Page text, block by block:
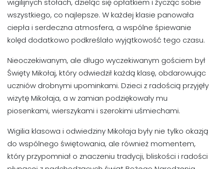
wigilijnych stołach, dzieląc się opłatkiem i życząc sobie
wszystkiego, co najlepsze. W każdej klasie panowała
ciepła i serdeczna atmosfera, a wspólne śpiewanie
kolęd dodatkowo podkreślało wyjątkowość tego czasu.
Nieoczekiwanym, ale długo wyczekiwanym gościem był
Święty Mikołaj, który odwiedził każdą klasę, obdarowując
uczniów drobnymi upominkami. Dzieci z radością przyjęły
wizytę Mikołaja, a w zamian podziękowały mu
piosenkami, wierszykami i szerokimi uśmiechami.
Wigilia klasowa i odwiedziny Mikołaja były nie tylko okazją
do wspólnego świętowania, ale również momentem,
który przypomniał o znaczeniu tradycji, bliskości i radości